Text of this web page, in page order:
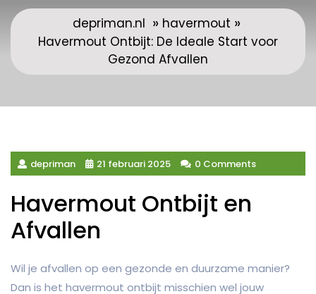
depriman.nl » havermout »
Havermout Ontbijt: De Ideale Start voor
Gezond Afvallen
depriman 21 februari 2025 0 Comments
Havermout Ontbijt en
Afvallen
Wil je afvallen op een gezonde en duurzame manier?
Dan is het havermout ontbijt misschien wel jouw